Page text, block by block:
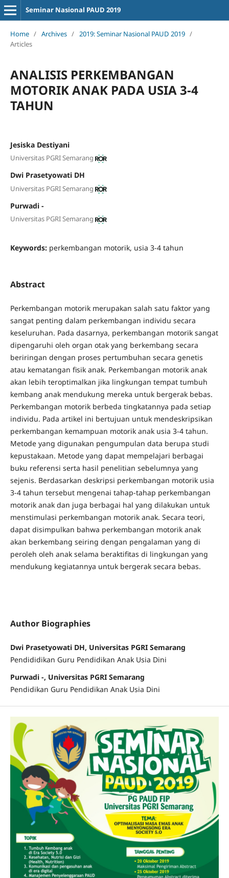
Seminar Nasional PAUD 2019
Home / Archives / 2019: Seminar Nasional PAUD 2019 /
Articles
ANALISIS PERKEMBANGAN
MOTORIK ANAK PADA USIA 3-4
TAHUN
Jesiska Destiyani
Universitas PGRI Semarang
Dwi Prasetyowati DH
Universitas PGRI Semarang
Purwadi -
Universitas PGRI Semarang
Keywords: perkembangan motorik, usia 3-4 tahun
Abstract
Perkembangan motorik merupakan salah satu faktor yang
sangat penting dalam perkembangan individu secara
keseluruhan. Pada dasarnya, perkembangan motorik sangat
dipengaruhi oleh organ otak yang berkembang secara
beriringan dengan proses pertumbuhan secara genetis
atau kematangan fisik anak. Perkembangan motorik anak
akan lebih teroptimalkan jika lingkungan tempat tumbuh
kembang anak mendukung mereka untuk bergerak bebas.
Perkembangan motorik berbeda tingkatannya pada setiap
individu. Pada artikel ini bertujuan untuk mendeskripsikan
perkembangan kemampuan motorik anak usia 3-4 tahun.
Metode yang digunakan pengumpulan data berupa studi
kepustakaan. Metode yang dapat mempelajari berbagai
buku referensi serta hasil penelitian sebelumnya yang
sejenis. Berdasarkan deskripsi perkembangan motorik usia
3-4 tahun tersebut mengenai tahap-tahap perkembangan
motorik anak dan juga berbagai hal yang dilakukan untuk
menstimulasi perkembangan motorik anak. Secara teori,
dapat disimpulkan bahwa perkembangan motorik anak
akan berkembang seiring dengan pengalaman yang di
peroleh oleh anak selama beraktifitas di lingkungan yang
mendukung kegiatannya untuk bergerak secara bebas.
Author Biographies
Dwi Prasetyowati DH, Universitas PGRI Semarang
Pendididikan Guru Pendidikan Anak Usia Dini
Purwadi -, Universitas PGRI Semarang
Pendidikan Guru Pendidikan Anak Usia Dini